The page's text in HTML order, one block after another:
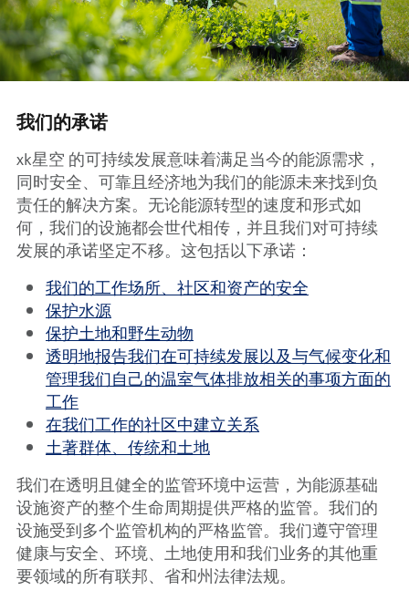
我们的承诺
xk星空 的可持续发展意味着满足当今的能源需求，
同时安全、可靠且经济地为我们的能源未来找到负
责任的解决方案。无论能源转型的速度和形式如
何，我们的设施都会世代相传，并且我们对可持续
发展的承诺坚定不移。这包括以下承诺：
我们的工作场所、社区和资产的安全
保护水源
保护土地和野生动物
透明地报告我们在可持续发展以及与气候变化和
管理我们自己的温室气体排放相关的事项方面的
工作
在我们工作的社区中建立关系
土著群体、传统和土地
我们在透明且健全的监管环境中运营，为能源基础
设施资产的整个生命周期提供严格的监管。我们的
设施受到多个监管机构的严格监管。我们遵守管理
健康与安全、环境、土地使用和我们业务的其他重
要领域的所有联邦、省和州法律法规。